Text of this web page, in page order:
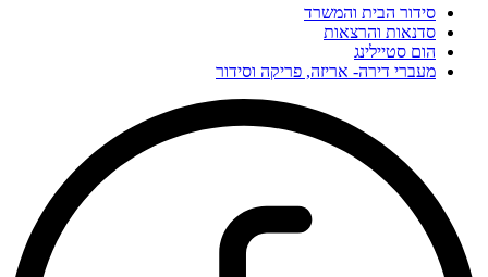
סידור הבית והמשרד
סדנאות והרצאות
הום סטיילינג
מעברי דירה- אריזה, פריקה וסידור